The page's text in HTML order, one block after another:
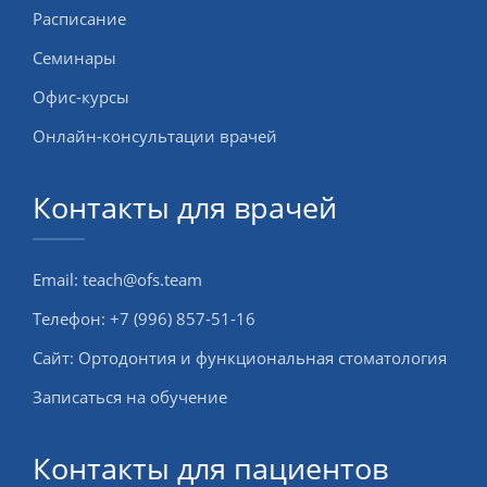
Расписание
Семинары
Офис-курсы
Онлайн-консультации врачей
Контакты для врачей
Email: teach@ofs.team
Телефон: +7 (996) 857-51-16
Сайт: Ортодонтия и функциональная стоматология
Записаться на обучение
Контакты для пациентов